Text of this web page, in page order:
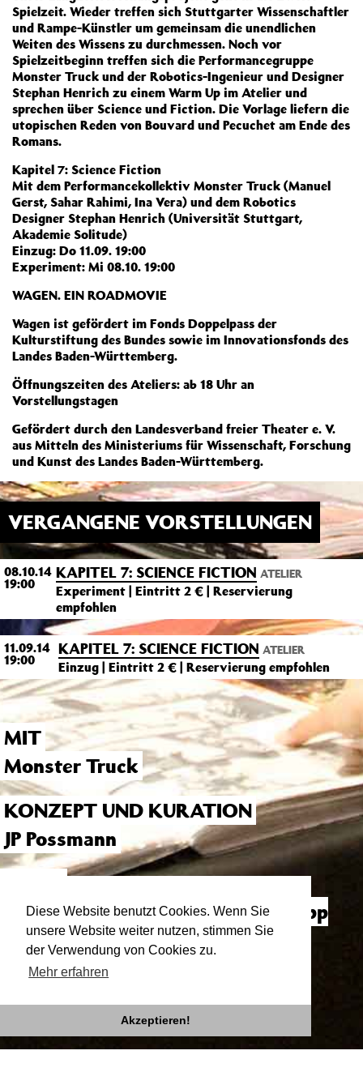
Diese Website benutzt Cookies. Wenn Sie
unsere Website weiter nutzen, stimmen Sie
der Verwendung von Cookies zu.
Mehr erfahren
Akzeptieren!
Spielzeit. Wieder treffen sich Stuttgarter Wissenschaftler
und Rampe-Künstler um gemeinsam die unendlichen
Weiten des Wissens zu durchmessen. Noch vor
Spielzeitbeginn treffen sich die Performancegruppe
Monster Truck und der Robotics-Ingenieur und Designer
Stephan Henrich zu einem Warm Up im Atelier und
sprechen über Science und Fiction. Die Vorlage liefern die
utopischen Reden von Bouvard und Pecuchet am Ende des
Romans.
Kapitel 7: Science Fiction
Mit dem Performancekollektiv Monster Truck (Manuel
Gerst, Sahar Rahimi, Ina Vera) und dem Robotics
Designer Stephan Henrich (Universität Stuttgart,
Akademie Solitude)
Einzug: Do 11.09. 19:00
Experiment: Mi 08.10. 19:00
WAGEN. EIN ROADMOVIE
Wagen ist gefördert im Fonds Doppelpass der
Kulturstiftung des Bundes sowie im Innovationsfonds des
Landes Baden-Württemberg.
Öffnungszeiten des Ateliers: ab 18 Uhr an
Vorstellungstagen
Gefördert durch den Landesverband freier Theater e. V.
aus Mitteln des Ministeriums für Wissenschaft, Forschung
und Kunst des Landes Baden-Württemberg.
VERGANGENE VORSTELLUNGEN
08.10.14
19:00
KAPITEL 7: SCIENCE FICTION ATELIER
Experiment | Eintritt 2 € | Reservierung
empfohlen
11.09.14
19:00
KAPITEL 7: SCIENCE FICTION ATELIER
Einzug | Eintritt 2 € | Reservierung empfohlen
MIT
Monster Truck
KONZEPT UND KURATION
JP Possmann
Cassidy and the Kid –Judith Philipp
undMaike Storf